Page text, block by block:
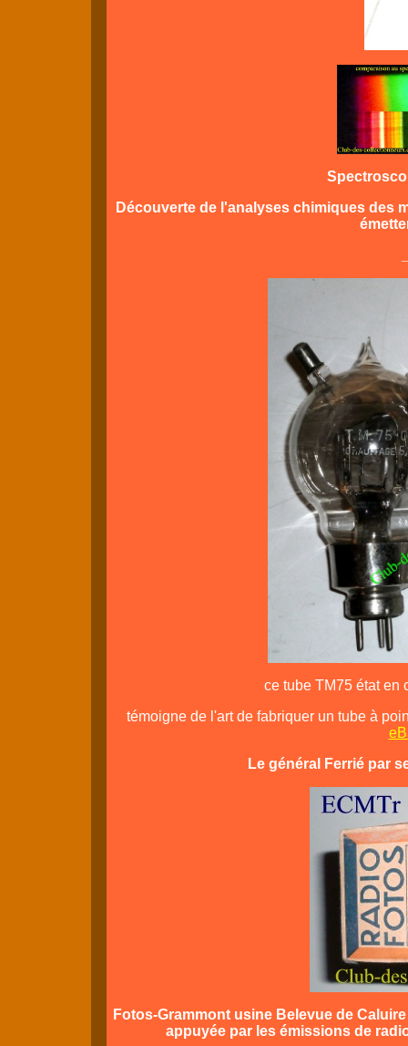
Découverte de l'analyses chimiques des
ce tube TM75 état en
témoigne de l'art de fabriquer un tube à
Le général Ferrié par
Fotos-Grammont usine Belevue de
appuyée par les émissions de